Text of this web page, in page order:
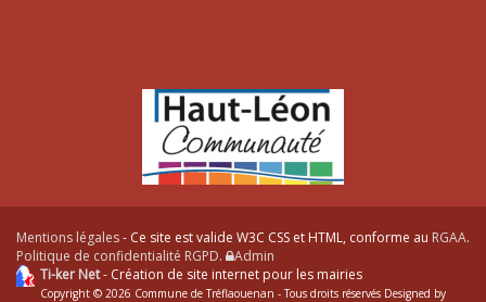
Mentions légales- Ce site est valide W3C CSS et HTML, conforme au RGAA.
Politique de confidentialité RGPD.
Admin
Ti-ker Net- Création de site internet pour les mairies
Copyright © 2026 Commune de Tréflaouenan - Tous droits réservés Designed by